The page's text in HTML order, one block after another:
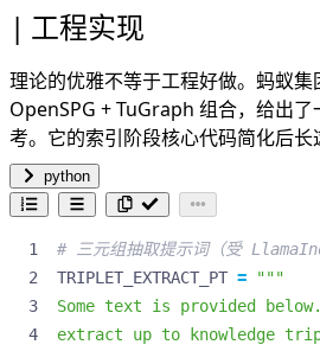
工程实现
理论的优雅不等于工程好做。蚂蚁集
OpenSPG + TuGraph 组合，给出
考。它的索引阶段核心代码简化后长
python
# 三元组抽取提示词（受
TRIPLET_EXTRACT_PT =